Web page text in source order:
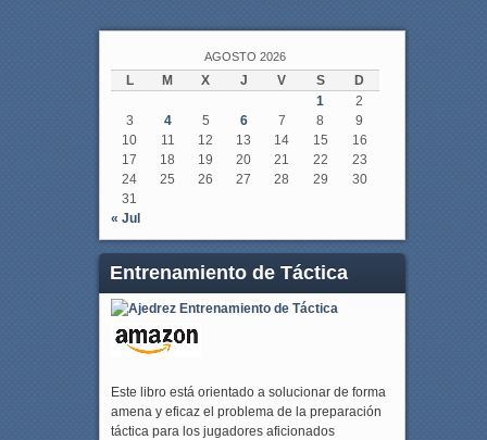
AGOSTO 2026
L M X J V S
D
1
2
3
4 5 6 7 8
9
10
11 12 13 14 15
16
17
18 19 20 21 22
23
24
25 26 27 28 29
30
31
« Jul
Entrenamiento de Táctica
Este libro está orientado a solucionar de forma
amena y eficaz el problema de la preparación
táctica para los jugadores aficionados